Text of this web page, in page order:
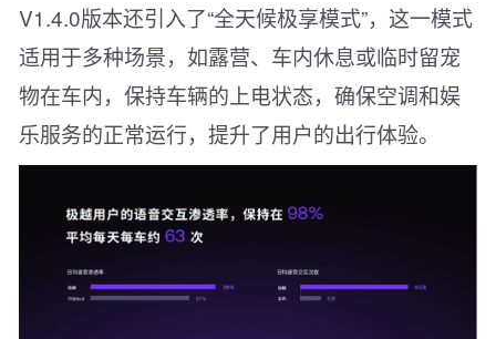
V1.4.0版本还引入了“全天候极享模式”，这一模式
适用于多种场景，如露营、车内休息或临时留宠
物在车内，保持车辆的上电状态，确保空调和娱
乐服务的正常运行，提升了用户的出行体验。